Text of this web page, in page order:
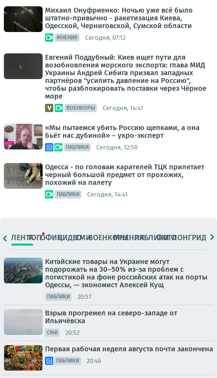
Михаил Онуфриенко: Ночью уже всё было
штатно-привычно - ракетизация Киева,
Одесской, Черниговской, Сумской области
МНЕНИЯ Сегодня, 07:12
Евгений Поддубный: Киев ищет пути для
возобновления морского экспорта: глава МИД
Украины Андрей Сибига призвал западных
партнёров "усилить давление на Россию",
чтобы разблокировать поставки через Чёрное
море
ВОЕНКОРЫ Сегодня, 14:41
«Мы пытаемся убить Россию щепками, а она
бьёт нас дубиной» – укро-эксперт
ПАБЛИКИ Сегодня, 12:50
Одесса - по головам карателей ТЦК прилетает
черный большой предмет от прохожих,
похожий на палету
ПАБЛИКИ Сегодня, 14:41
ЛЕНТАТОПОФИЦ.ВИДЕОСМИВОЕНКОРЫМНЕНИЯПАБЛИКИ
ФОТОЛОНГРИДЫ
Китайские товары на Украине могут
подорожать на 30–50% из-за проблем с
логистикой на фоне российских атак на порты
Одессы, — экономист Алексей Кущ
ПАБЛИКИ 20:57
Взрыв прогремел на северо-западе от
Ильичёвска
СМИ 20:52
Первая рабочая неделя августа почти закончена
ПАБЛИКИ 20:46